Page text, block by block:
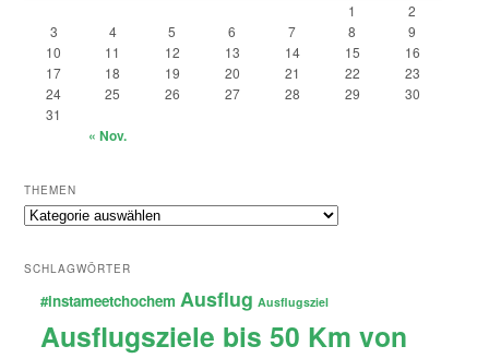
1
2
3
4 5 6 7 8
9
10
11 12 13 14 15
16
17
18 19 20 21 22
23
24
25 26 27 28 29
30
31
« Nov.
THEMEN
Themen
SCHLAGWÖRTER
#instameetchochem Ausflug Ausflugsziel
Ausflugsziele bis 50 Km von